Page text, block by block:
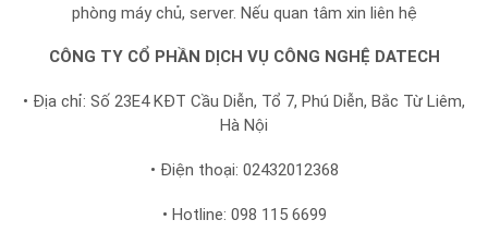
phòng máy chủ, server. Nếu quan tâm xin liên hệ
CÔNG TY CỔ PHẦN DỊCH VỤ CÔNG NGHỆ DATECH
• Địa chỉ: Số 23E4 KĐT Cầu Diễn, Tổ 7, Phú Diễn, Bắc Từ Liêm,
Hà Nội
• Điện thoại: 02432012368
• Hotline: 098 115 6699